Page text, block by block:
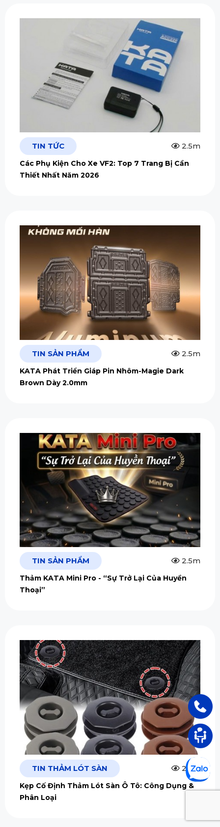
TIN TỨC 2.5m
Các Phụ Kiện Cho Xe VF2: Top 7 Trang Bị Cần
Thiết Nhất Năm 2026
TIN SẢN PHẨM 2.5m
KATA Phát Triển Giáp Pin Nhôm-Magie Dark
Brown Dày 2.0mm
TIN SẢN PHẨM 2.5m
Thảm KATA Mini Pro - “Sự Trở Lại Của Huyền
Thoại”
TIN THẢM LÓT SÀN 2.5m
Kẹp Cố Định Thảm Lót Sàn Ô Tô: Công Dụng &
Phân Loại